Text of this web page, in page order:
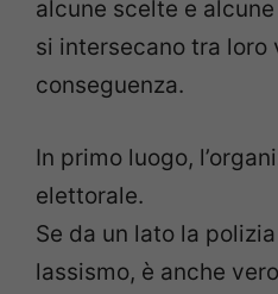
alcune scelte e
si intersecano tra loro
conseguenza.
In primo luogo,
elettorale.
Se da un lato la
lassismo, è anche